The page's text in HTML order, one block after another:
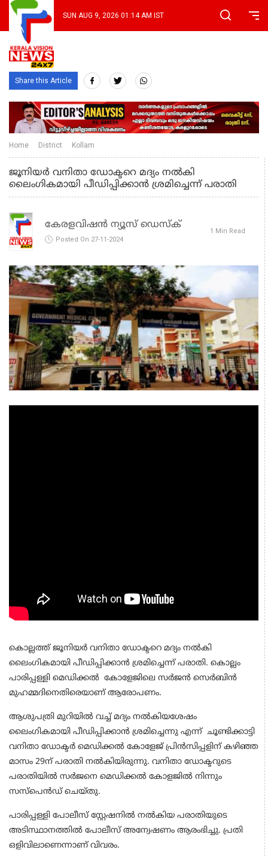
SUN AUG 9, 2026 01:14 AM IST
Share this Article
Home District Kollam
ജൂനിയര്‍ വനിതാ ഡോക്ടറെ മദ്യം നല്‍കി
ലൈംഗികമായി പീഡിപ്പിക്കാന്‍ ശ്രമിച്ചെന്ന് പരാതി
കേരളവിഷൻ ന്യൂസ് ഡെസ്‌ക്
Posted On 27-11-2024
1 Min Read
കൊല്ലത്ത് ജൂനിയര്‍ വനിതാ ഡോക്ടറെ മദ്യം നല്‍കി
ലൈംഗികമായി പീഡിപ്പിക്കാന്‍ ശ്രമിച്ചെന്ന് പരാതി. കൊല്ലം
പാരിപ്പള്ളി മെഡിക്കല്‍ കോളേജിലെ സര്‍ജന്‍ സെര്‍ബിന്‍
മുഹമ്മദിനെതിരെയാണ് ആരോപണം.
ആശുപത്രി മുറിയില്‍ വച്ച് മദ്യം നല്‍കിയശേഷം
ലൈംഗികമായി പീഡിപ്പിക്കാന്‍ ശ്രമിച്ചെന്നു എന്ന് ചൂണ്ടിക്കാട്ടി
വനിതാ ഡോക്ടര്‍ മെഡിക്കല്‍ കോളേജ് പ്രിന്‍സിപ്പളിന് കഴിഞ്ഞ
മാസം 29ന് പരാതി നല്‍കിയിരുന്നു. വനിതാ ഡോക്ടറുടെ
പരാതിയില്‍ സര്‍ജനെ മെഡിക്കല്‍ കോളജില്‍ നിന്നും
സസ്‌പെന്‍ഡ് ചെയ്തു.
പാരിപ്പള്ളി പോലീസ് സ്റ്റേഷനില്‍ നല്‍കിയ പരാതിയുടെ
അടിസ്ഥാനത്തിൽ പോലീസ് അന്വേഷണം ആരംഭിച്ചു. പ്രതി
ഒളിവിലാണെന്നാണ് വിവരം.